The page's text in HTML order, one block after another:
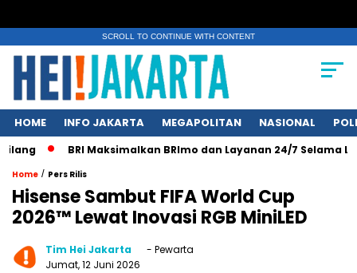
SCROLL TO CONTINUE WITH CONTENT
HOME INFO JAKARTA MEGAPOLITAN NASIONAL
BRI Maksimalkan BRImo dan Layanan 24/7 Selama Libur
Home / Pers Rilis
Hisense Sambut FIFA World Cup
2026™ Lewat Inovasi RGB MiniLED
Tim Hei Jakarta
- Pewarta
Jumat, 12 Juni 2026